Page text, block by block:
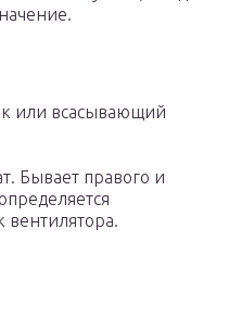
или всасывающий
Бывает правого и
вентилятора.